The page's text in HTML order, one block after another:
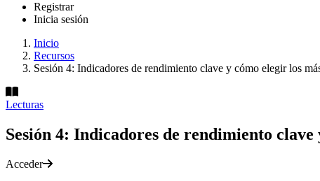
Registrar
Inicia sesión
Inicio
Recursos
Sesión 4: Indicadores de rendimiento clave y cómo elegir los
Lecturas
Sesión 4: Indicadores de rendimiento
Acceder